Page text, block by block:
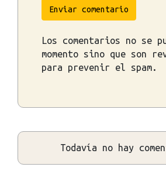
Enviar comentario
Los comentarios no se
momento sino que son
para prevenir el spam.
Todavía no hay